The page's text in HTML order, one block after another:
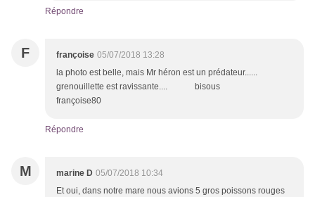
Répondre
F françoise 05/07/2018 13:28
la photo est belle, mais Mr héron est un prédateur......
grenouillette est ravissante.... bisous
françoise80
Répondre
M marine D 05/07/2018 10:34
Et oui, dans notre mare nous avions 5 gros poissons rouges